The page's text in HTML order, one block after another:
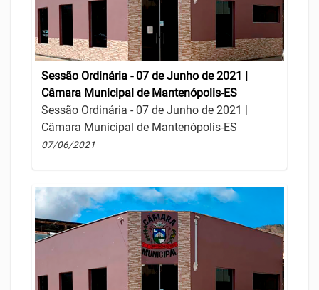
Sessão Ordinária - 07 de Junho de 2021 |
Câmara Municipal de Mantenópolis-ES
Sessão Ordinária - 07 de Junho de 2021 |
Câmara Municipal de Mantenópolis-ES
07/06/2021